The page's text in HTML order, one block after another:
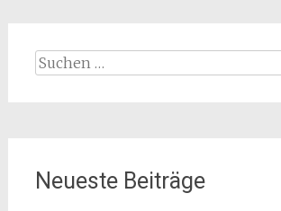
Suchen
nach:
Neueste Beiträge